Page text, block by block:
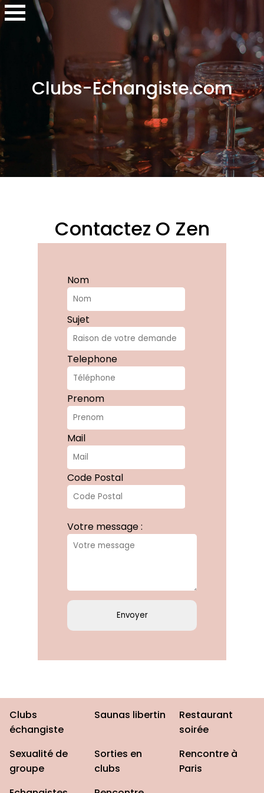
Clubs-Echangiste.com
Contactez O Zen
Nom
Sujet
Telephone
Prenom
Mail
Code Postal
Votre message :
Clubs
échangiste
Saunas libertin
Restaurant
soirée
Sexualité de
groupe
Sorties en
clubs
Rencontre à
Paris